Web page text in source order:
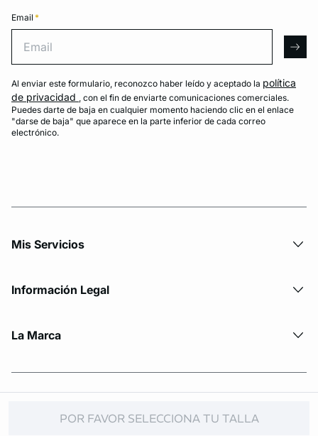
POR FAVOR SELECCIONA TU TALLA
Email *
Al enviar este formulario, reconozco haber leído y aceptado la política
de privacidad , con el fin de enviarte comunicaciones comerciales.
Puedes darte de baja en cualquier momento haciendo clic en el enlace
"darse de baja" que aparece en la parte inferior de cada correo
electrónico.
Mis Servicios
Información Legal
La Marca